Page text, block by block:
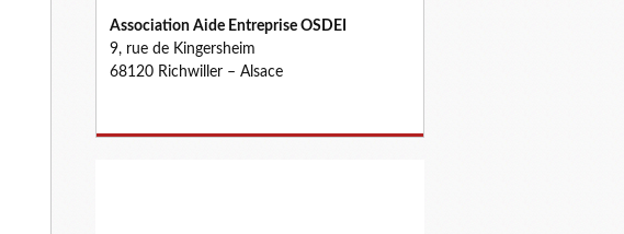
Association Aide Entreprise OSDEI
9, rue de Kingersheim
68120 Richwiller – Alsace